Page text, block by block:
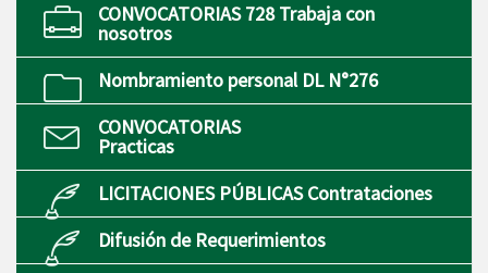
CONVOCATORIAS 728 Trabaja con
nosotros
Nombramiento personal DL N°276
CONVOCATORIAS
Practicas
LICITACIONES PÚBLICAS Contrataciones
Difusión de Requerimientos